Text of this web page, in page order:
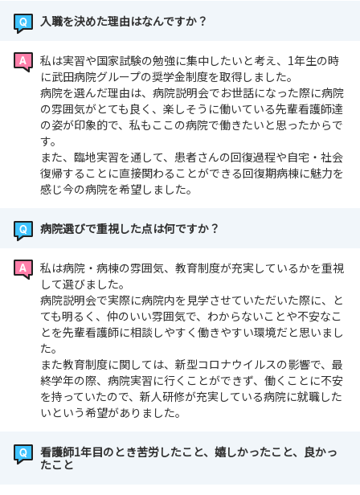
入職を決めた理由はなんですか？
私は実習や国家試験の勉強に集中したいと考え、1年生の時
に武田病院グループの奨学金制度を取得しました。
病院を選んだ理由は、病院説明会でお世話になった際に病院
の雰囲気がとても良く、楽しそうに働いている先輩看護師達
の姿が印象的で、私もここの病院で働きたいと思ったからで
す。
また、臨地実習を通して、患者さんの回復過程や自宅・社会
復帰することに直接関わることができる回復期病棟に魅力を
感じ今の病院を希望しました。
病院選びで重視した点は何ですか？
私は病院・病棟の雰囲気、教育制度が充実しているかを重視
して選びました。
病院説明会で実際に病院内を見学させていただいた際に、と
ても明るく、仲のいい雰囲気で、わからないことや不安なこ
とを先輩看護師に相談しやすく働きやすい環境だと思いまし
た。
また教育制度に関しては、新型コロナウイルスの影響で、最
終学年の際、病院実習に行くことができず、働くことに不安
を持っていたので、新人研修が充実している病院に就職した
いという希望がありました。
看護師1年目のとき苦労したこと、嬉しかったこと、良かっ
たこと